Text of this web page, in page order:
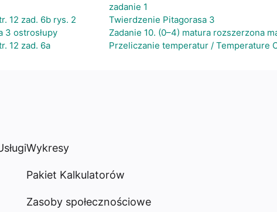
12 zad. 6b rys. 2
3 ostrosłupy
12 zad. 6a
zadanie 1
Twierdzenie Pitagorasa 3
Zadanie 10. (0–4) matura rozszerzona
Przeliczanie temperatur / Temperature
Wykresy
Pakiet Kalkulatorów
Zasoby społecznościowe